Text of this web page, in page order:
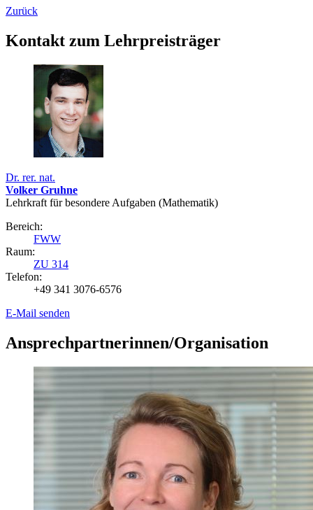
Zurück
Kontakt zum Lehrpreisträger
Dr. rer. nat.
Volker Gruhne
Lehrkraft für besondere Aufgaben (Mathematik)
Bereich:
FWW
Raum:
ZU 314
Telefon:
+49 341 3076-6576
E-Mail senden
Ansprechpartnerinnen/Organisation